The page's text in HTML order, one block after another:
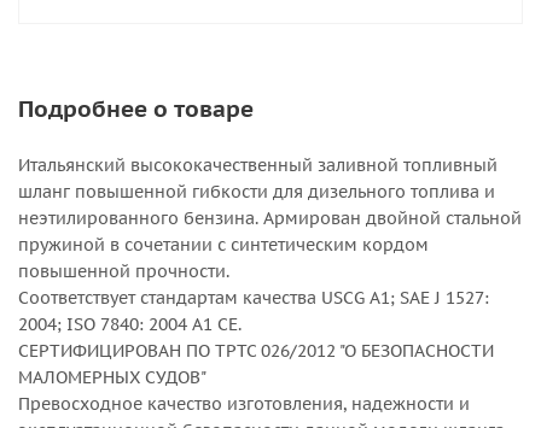
Подробнее о товаре
Итальянский высококачественный заливной топливный
шланг повышенной гибкости для дизельного топлива и
неэтилированного бензина. Армирован двойной стальной
пружиной в сочетании с синтетическим кордом
повышенной прочности.
Соответствует стандартам качества USCG A1; SAE J 1527:
2004; ISO 7840: 2004 A1 CE.
СЕРТИФИЦИРОВАН ПО ТРТС 026/2012 "О БЕЗОПАСНОСТИ
МАЛОМЕРНЫХ СУДОВ"
Превосходное качество изготовления, надежности и